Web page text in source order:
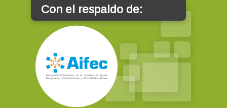
Con el respaldo de: